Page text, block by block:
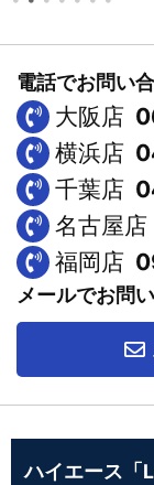
電話でお問い
大阪店
横浜店
千葉店
名古屋店
福岡店
メールでお問
ハイエース「